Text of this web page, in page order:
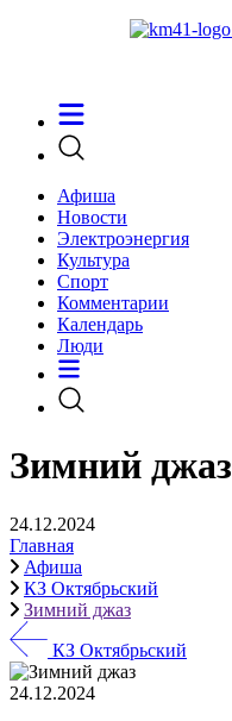
Афиша
Новости
Электроэнергия
Культура
Спорт
Комментарии
Календарь
Люди
Зимний джаз
24.12.2024
Главная
Афиша
КЗ Октябрьский
Зимний джаз
КЗ Октябрьский
24.12.2024